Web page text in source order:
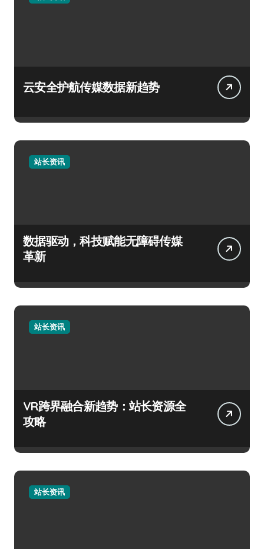
云安全护航传媒数据新趋势
站长资讯
数据驱动，科技赋能无障碍传媒
革新
站长资讯
VR跨界融合新趋势：站长资源全
攻略
站长资讯